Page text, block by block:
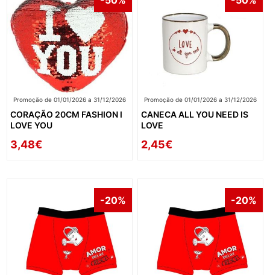
Promoção de 01/01/2026 a 31/12/2026
CORAÇÃO 20CM FASHION I
LOVE YOU
3,48€
Promoção de 01/01/2026 a 31/12/2026
CANECA ALL YOU NEED IS
LOVE
2,45€
-20% -20%